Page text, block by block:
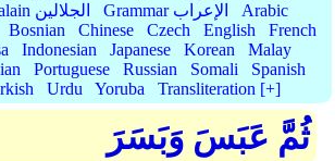
AlJalalain الجلالين Grammar الإعراب
Arabic
Bosnian Chinese Czech English
French
Indonesian Japanese Korean
Malay
Portuguese Russian Somali
Spanish
Urdu Yoruba Transliteration [+]
ثُمَّ عَبَسَ وَبَسَرَ